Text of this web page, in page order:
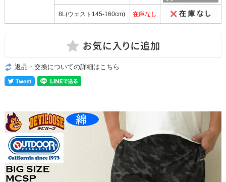
8L(ウェスト145-160cm) 在庫なし
返品・交換についての詳細はこちら